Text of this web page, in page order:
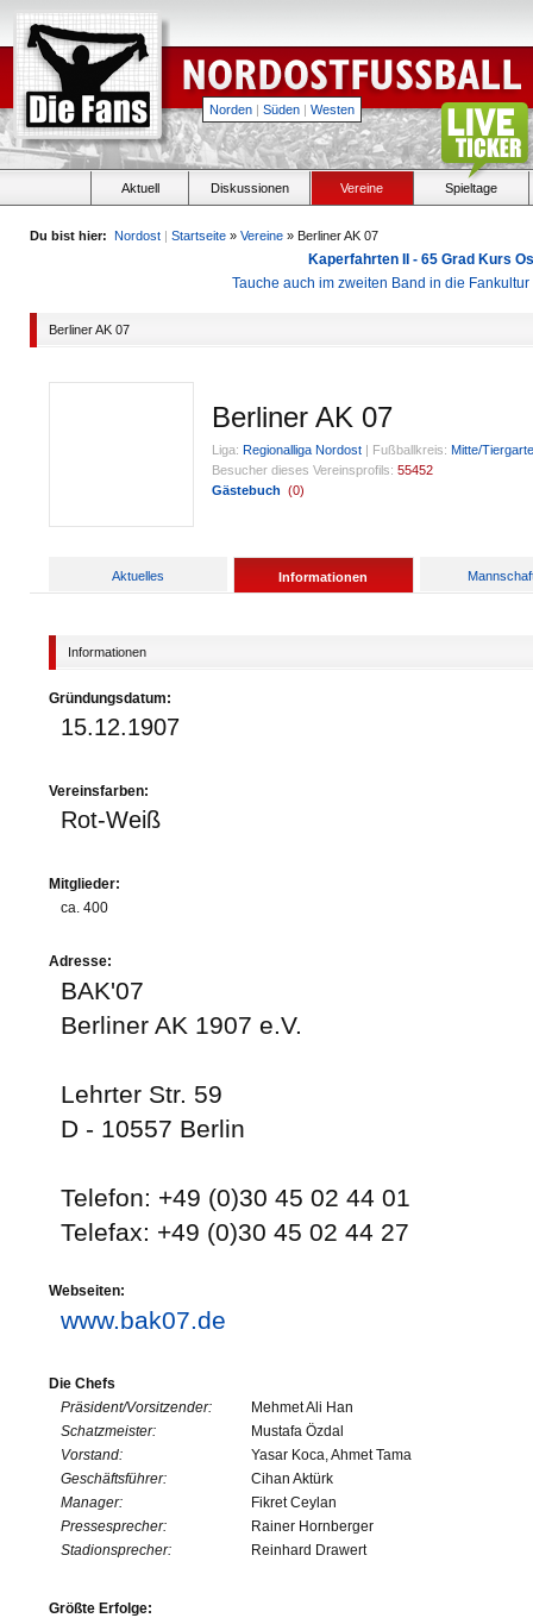
Norden | Süden | Westen
Aktuell Diskussionen Vereine Spieltage
Du bist hier: Nordost | Startseite » Vereine » Berliner AK 07
Kaperfahrten II - 65 Grad Kurs
Tauche auch im zweiten Band in die
Berliner AK 07
Berliner AK 07
Liga: Regionalliga Nordost | Fußballkreis: Mitte/
Besucher dieses Vereinsprofils: 55452
Gästebuch (0)
Aktuelles Informationen
Informationen
Gründungsdatum:
15.12.1907
Vereinsfarben:
Rot-Weiß
Mitglieder:
ca. 400
Adresse:
BAK'07
Berliner AK 1907 e.V.
Lehrter Str. 59
D - 10557 Berlin
Telefon: +49 (0)30 45 02 44 01
Telefax: +49 (0)30 45 02 44 27
Webseiten:
www.bak07.de
Die Chefs
Präsident/Vorsitzender:
Mehmet Ali Han
Schatzmeister:
Mustafa Özdal
Vorstand:
Yasar Koca, Ahmet Tama
Geschäftsführer:
Cihan Aktürk
Manager:
Fikret Ceylan
Pressesprecher:
Rainer Hornberger
Stadionsprecher:
Reinhard Drawert
Größte Erfolge: